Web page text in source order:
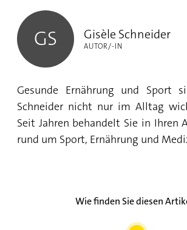
GS Gisèle Schneider
AUTOR/-IN
Gesunde Ernährung und Sport
Schneider nicht nur im Alltag
Seit Jahren behandelt Sie in Ihren
rund um Sport, Ernährung und
Wie finden Sie diesen